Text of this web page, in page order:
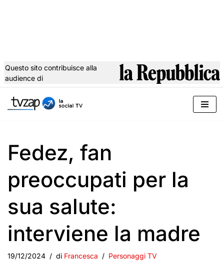
al
Questo sito contribuisce alla
audience di
Fedez, fan
preoccupati per la
sua salute:
interviene la madre
19/12/2024 di Francesca Personaggi TV